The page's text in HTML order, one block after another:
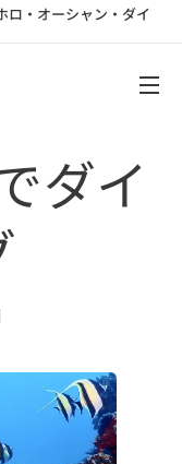
ロ・オーシャン・ダイ
ダイ